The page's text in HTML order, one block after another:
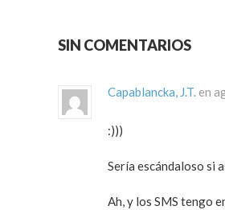
SIN COMENTARIOS
Capablancka, J.T. en
:)))
Sería escándaloso si
Ah, y los SMS tengo